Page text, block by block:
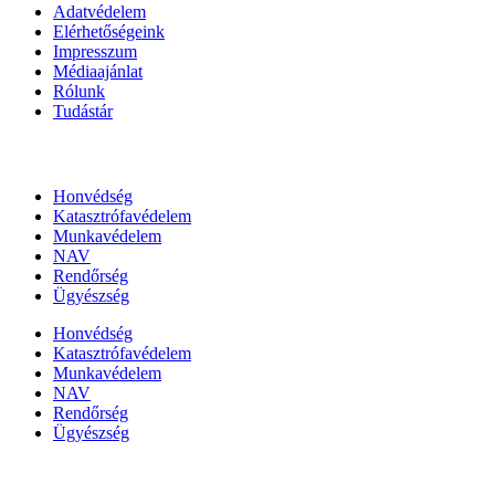
Adatvédelem
Elérhetőségeink
Impresszum
Médiaajánlat
Rólunk
Tudástár
Honvédség
Katasztrófavédelem
Munkavédelem
NAV
Rendőrség
Ügyészség
Honvédség
Katasztrófavédelem
Munkavédelem
NAV
Rendőrség
Ügyészség